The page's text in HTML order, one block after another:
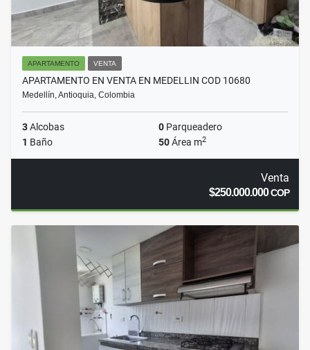
APARTAMENTO VENTA
APARTAMENTO EN VENTA EN MEDELLIN COD 10680
Medellín, Antioquia, Colombia
3Alcobas 0 Parqueadero
1 Baño 50Área m2
Venta
$250.000.000COP